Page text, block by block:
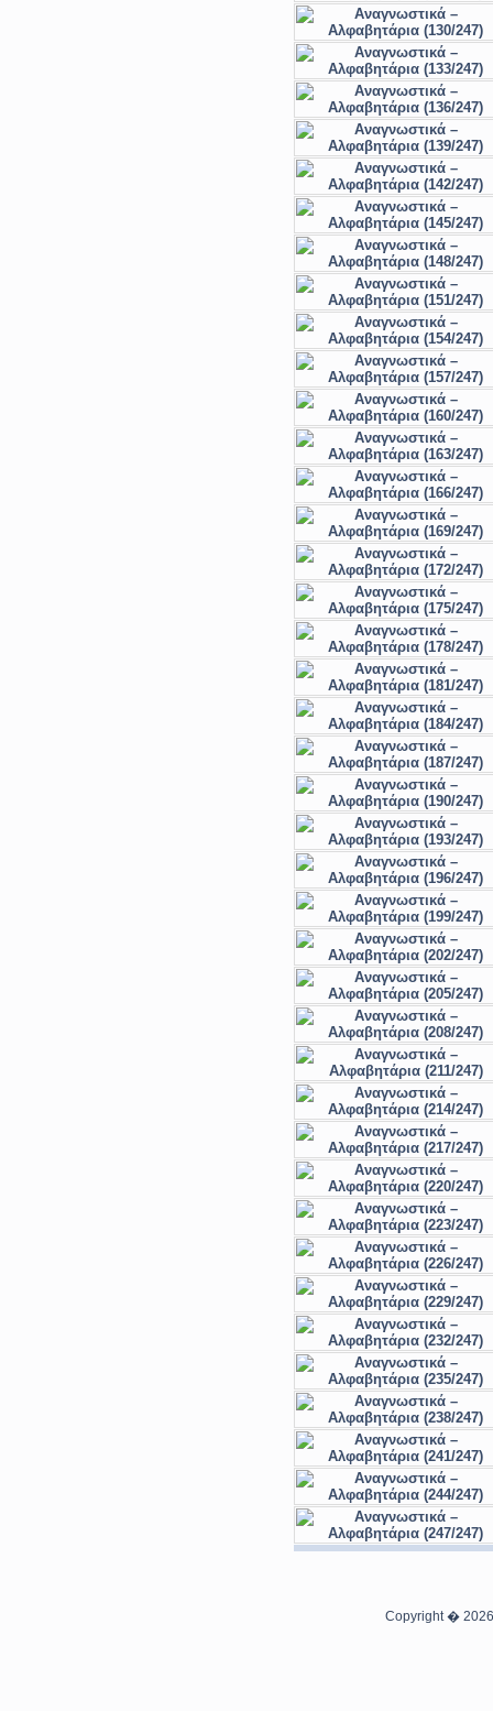
Copyright � 2026